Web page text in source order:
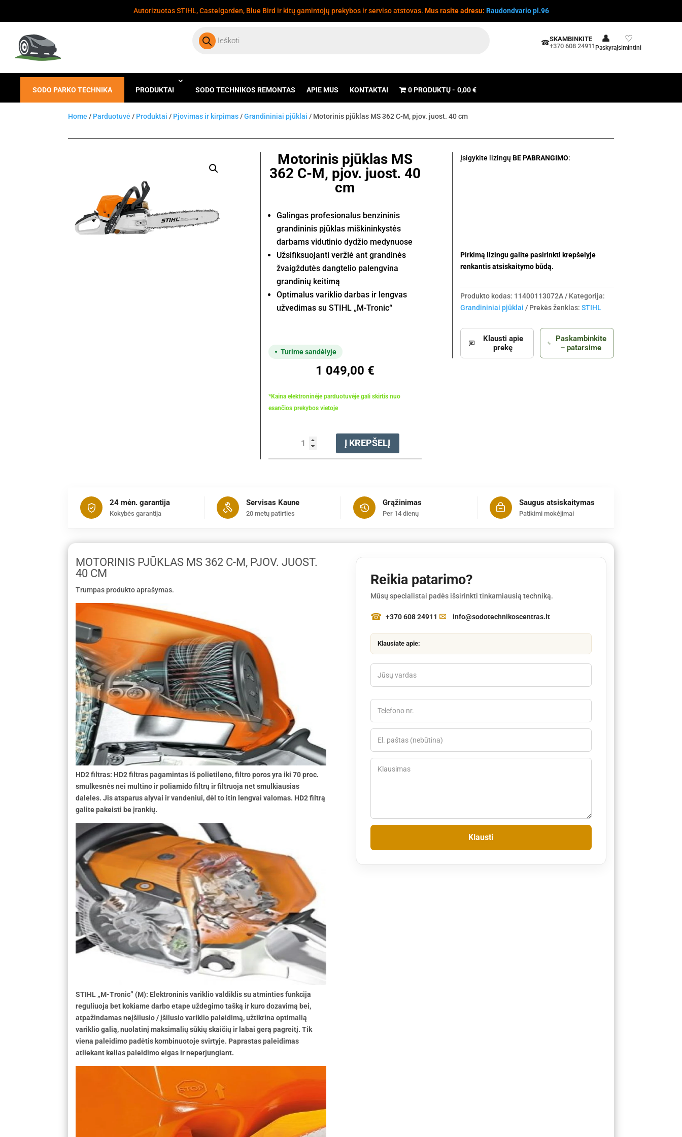
Autorizuotas STIHL, Castelgarden, Blue Bird ir kitų gamintojų prekybos ir serviso atstovas. Mus rasite adresu: Raudondvario pl.96
search
☎SKAMBINKITE
+370 608 24911
👤
Paskyra
♡
Įsimintini
SODO PARKO TECHNIKA PRODUKTAI SODO TECHNIKOS REMONTAS APIE MUS KONTAKTAI 0 PRODUKTŲ 0,00 €
Home / Parduotuvė / Produktai / Pjovimas ir kirpimas /Grandininiai pjūklai / Motorinis pjūklas MS 362 C-M, pjov. juost. 40 cm
Motorinis pjūklas MS
362 C-M, pjov. juost. 40
cm
Galingas profesionalus benzininis
grandininis pjūklas miškininkystės
darbams vidutinio dydžio medynuose
Užsifiksuojanti veržlė ant grandinės
žvaigždutės dangtelio palengvina
grandinių keitimą
Optimalus variklio darbas ir lengvas
užvedimas su STIHL „M-Tronic“
Turime sandėlyje
1 049,00 €
*Kaina elektroninėje parduotuvėje gali skirtis nuo
esančios prekybos vietoje
kiekis:
Motorinis
C-
M,
pjov.
cm
Į KREPŠELĮ
Įsigykite lizingų BE PABRANGIMO:
Pirkimą lizingu galite pasirinkti krepšelyje
renkantis atsiskaitymo būdą.
Produkto kodas: 11400113072A
Kategorija:
Grandininiai pjūklai
Prekės ženklas: STIHL
Klausti apie
prekę
Paskambinkite
– patarsime
24 mėn. garantija
Kokybės garantija
Servisas Kaune
20 metų patirties
Grąžinimas
Per 14 dienų
Saugus atsiskaitymas
Patikimi mokėjimai
MOTORINIS PJŪKLAS MS 362 C-M, PJOV. JUOST.
40 CM
Trumpas produkto aprašymas.
HD2 filtras: HD2 filtras pagamintas iš polietileno, filtro poros yra iki 70 proc.
smulkesnės nei multino ir poliamido filtrų ir filtruoja net smulkiausias
daleles. Jis atsparus alyvai ir vandeniui, dėl to itin lengvai valomas. HD2 filtrą
galite pakeisti be įrankių.
STIHL „M-Tronic” (M): Elektroninis variklio valdiklis su atminties funkcija
reguliuoja bet kokiame darbo etape uždegimo tašką ir kuro dozavimą bei,
atpažindamas neįšilusio / įšilusio variklio paleidimą, užtikrina optimalią
variklio galią, nuolatinį maksimalių sūkių skaičių ir labai gerą pagreitį. Tik
viena paleidimo padėtis kombinuotoje svirtyje. Paprastas paleidimas
atliekant kelias paleidimo eigas ir neperjungiant.
Reikia patarimo?
Mūsų specialistai padės išsirinkti tinkamiausią techniką.
+370 608 24911 info@sodotechnikoscentras.lt
Klausiate apie: